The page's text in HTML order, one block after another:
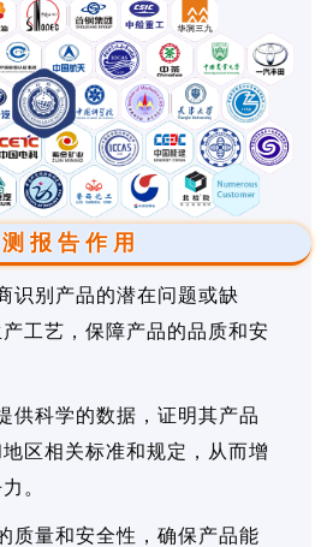
报告作用
识别产品的潜在问题或缺
工艺，保障产品的品质和安
供科学的数据，证明其产品
区相关标准和规定，从而增
。
质量和安全性，确保产品能